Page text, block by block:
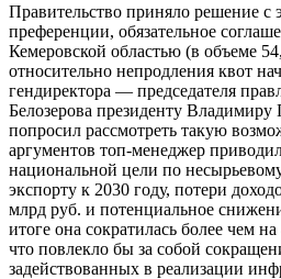
Правительство приняло решение с
преференции, обязательное
Кемеровской областью (в объеме
относительно непродления квот
гендиректора — председателя
Белозерова президенту Владимиру
попросил рассмотреть такую
аргументов топ-менеджер
национальной цели по
экспорту к 2030 году, потери
млрд руб. и потенциальное
итоге она сократилась более чем
что повлекло бы за собой
задействованных в реализации